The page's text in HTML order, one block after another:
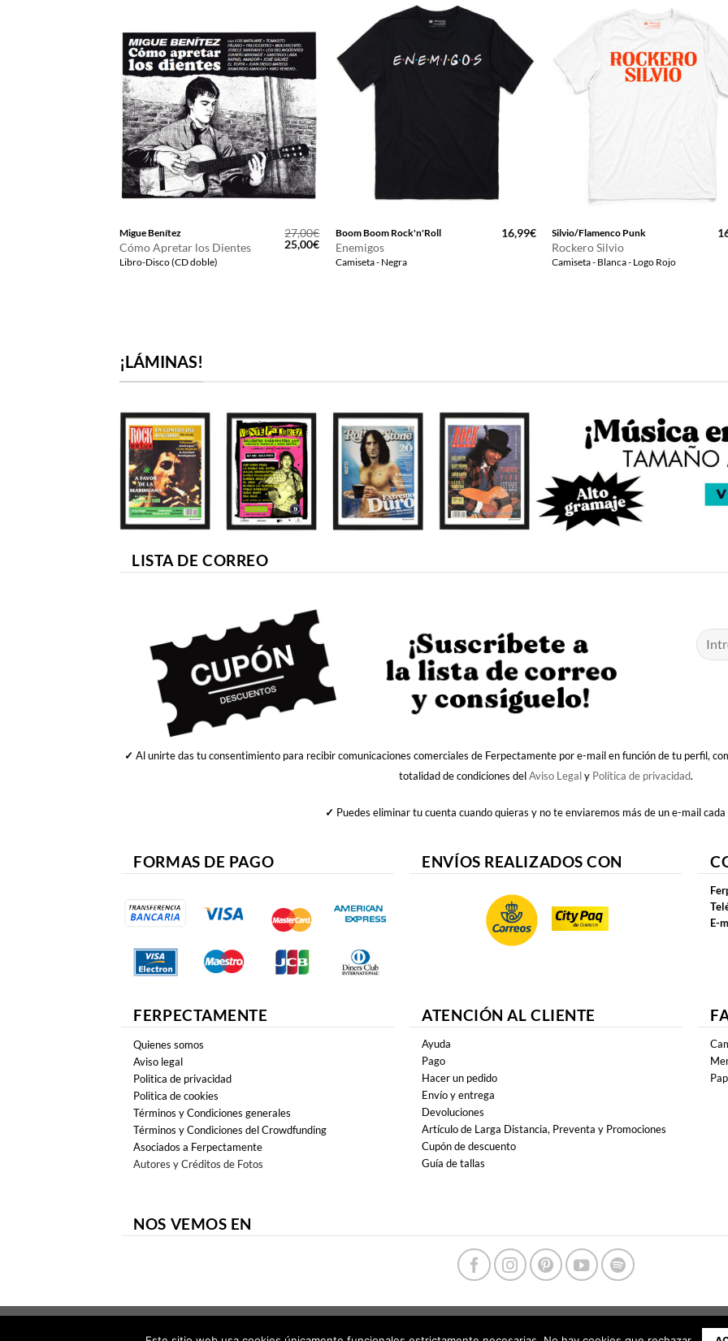
Migue Benítez
Cómo Apretar los Dientes
Libro-Disco (CD doble)
27,00€
El
precio
25,00€El
precio
actual
Boom Boom Rock'n'Roll
Enemigos
Camiseta - Negra
16,99€ Silvio/Flamenco Punk
Rockero Silvio
Camiseta - Blanca - Logo Rojo
¡LÁMINAS!
LISTA DE CORREO
✓ Al unirte das tu consentimiento para recibir comunicaciones comerciales de Ferpectamente por e-mail en función de tu perfil,
totalidad de condiciones delAviso Legaly Política de privacidad.
✓ Puedes eliminar tu cuenta cuando quieras y no te enviaremos más de un e-mail cada
FORMAS DE PAGO ENVÍOS REALIZADOS CON
E-
FERPECTAMENTE
Quienes somos
Aviso legal
Politica de privacidad
Politica de cookies
Términos y Condiciones generales
Términos y Condiciones del Crowdfunding
Asociados a Ferpectamente
Autores y Créditos de Fotos
ATENCIÓN AL CLIENTE
Ayuda
Pago
Hacer un pedido
Envío y entrega
Devoluciones
Artículo de Larga Distancia, Preventa y Promociones
Cupón de descuento
Guía de tallas
NOS VEMOS EN